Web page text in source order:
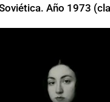
Año 1973